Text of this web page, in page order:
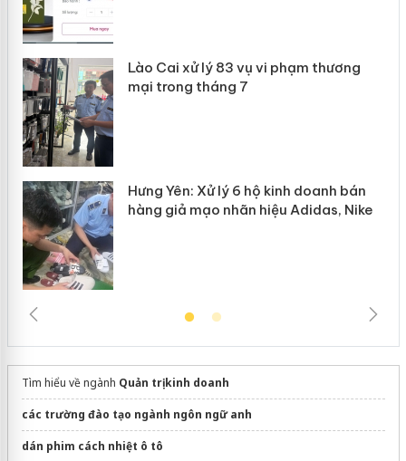
Lào Cai xử lý 83 vụ vi phạm thương
mại trong tháng 7
Hưng Yên: Xử lý 6 hộ kinh doanh bán
hàng giả mạo nhãn hiệu Adidas, Nike
Tìm hiểu về ngành Quản trị kinh doanh
các trường đào tạo ngành ngôn ngữ anh
dán phim cách nhiệt ô tô